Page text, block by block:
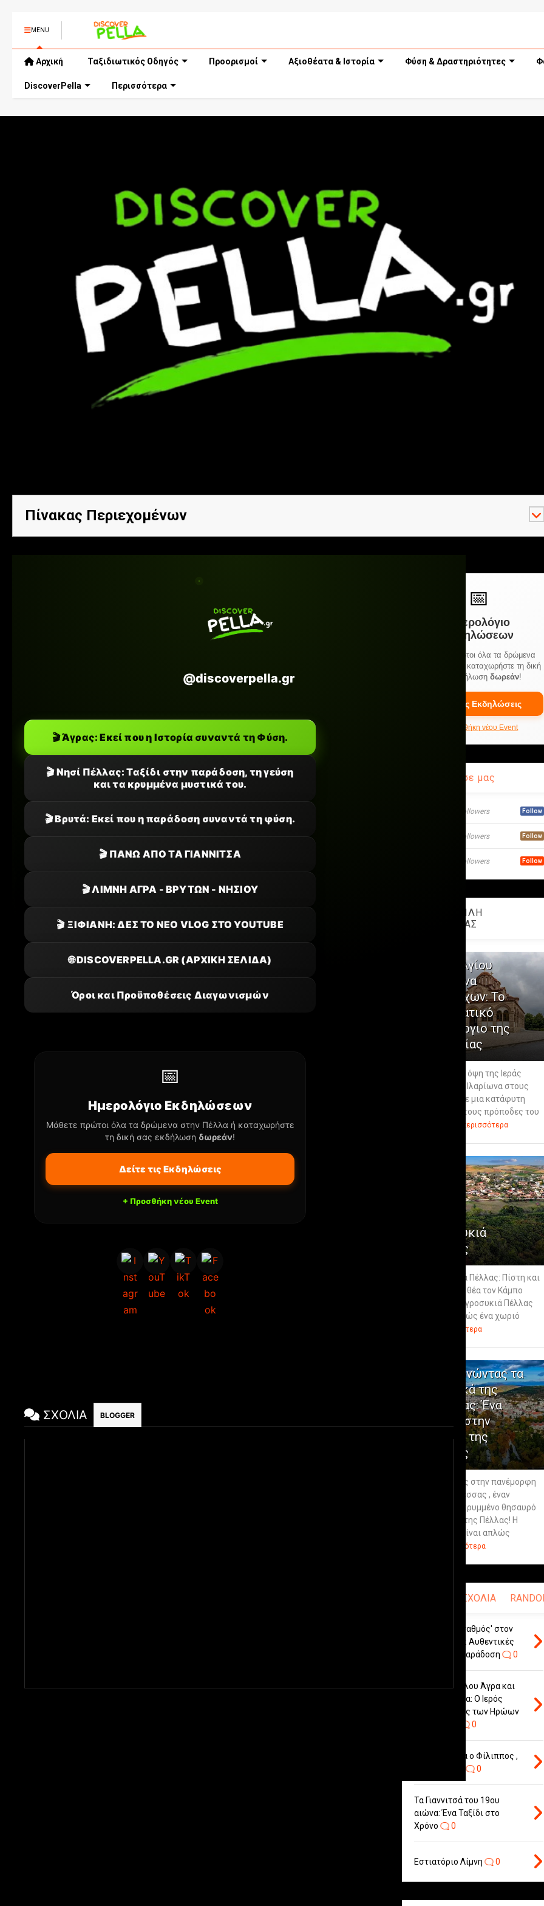
MENU
Αρχική Ταξιδιωτικός Οδηγός Προορισμοί Αξιοθέατα & Ιστορία Φύση & Δραστηριότητες
DiscoverPella Περισσότερα
Πίνακας Περιεχομένων
@discoverpella.gr
🎬 Άγρας: Εκεί που η Ιστορία συναντά τη Φύση.
🎬 Νησί Πέλλας: Ταξίδι στην παράδοση, τη γεύση
και τα κρυμμένα μυστικά του.
🎬 Βρυτά: Εκεί που η παράδοση συναντά τη φύση.
🎬 ΠΑΝΩ ΑΠΟ ΤΑ ΓΙΑΝΝΙΤΣΑ
🎬 ΛΙΜΝΗ ΑΓΡΑ - ΒΡΥΤΩΝ - ΝΗΣΙΟΥ
🎬 ΞΙΦΙΑΝΗ: ΔΕΣ ΤΟ ΝΕΟ VLOG ΣΤΟ YOUTUBE
🌐 DISCOVERPELLA.GR (ΑΡΧΙΚΗ ΣΕΛΙΔΑ)
Όροι και Προϋποθέσεις Διαγωνισμών
📅
Ημερολόγιο Εκδηλώσεων
Μάθετε πρώτοι όλα τα δρώμενα στην Πέλλα ή καταχωρήστε
τη δική σας εκδήλωση δωρεάν!
Δείτε τις Εκδηλώσεις
+ Προσθήκη νέου Event
ΣΧΟΛΙΑ BLOGGER
📅
Ημερολόγιο
Εκδηλώσεων
Μάθετε πρώτοι όλα τα δρώμενα
στην Πέλλα ή καταχωρήστε τη δική
σας εκδήλωσηδωρεάν!
Δείτε τις Εκδηλώσεις
+ Προσθήκη νέου Event
Ακολούθησε μας
Followers Follow
Followers Follow
Followers Follow
ΔΗΜΟΦΙΛΗ
ΕΒΔΟΜΑΔΑΣ
Μονή Αγίου
Ιλαρίωνα
Προμάχων: Το
Πνευματικό
Προπύργιο της
Αλμωπίας
Η επιβλητική όψη της Ιεράς
Μονής Αγίου Ιλαρίωνα στους
Προμάχους Σε μια κατάφυτη
τοποθεσία στους πρόποδες του
περισσότερα
Αγροσυκιά
Πέλλας
📍 Αγροσυκιά Πέλλας: Πίστη και
Παράδοση με θέα τον Κάμπο
R29vZ2xl Η Αγροσυκιά Πέλλας
δεν είναι απλώς ένα χωριό
περισσότερα
Εξερευνώντας τα
Μυστικά της
Έδεσσας: Ένα
Ταξίδι στην
Καρδιά της
Πέλλας
Καλωσόρισες στην πανέμορφη
πόλη της Έδεσσας , έναν
πραγματικό κρυμμένο θησαυρό
στην καρδιά της Πέλλας! Η
Έδεσσα δεν είναι απλώς
περισσότερα
ΣΧΟΛΙΑ
Ταβέρνα 'ο Σταθμός' στον
Άγρα Πέλλας: Αυθεντικές
Γεύσεις και Παράδοση
0
Μνημείο Τέλλου Άγρα και
Αντώνη Μίγγα: Ο Ιερός
Τόπος Θυσίας των Ηρώων
0
Ψαροταβέρνα ο Φίλιππος ,
0
Τα Γιαννιτσά του 19ου
αιώνα: Ένα Ταξίδι στο
Χρόνο
0
Εστιατόριο Λίμνη 0